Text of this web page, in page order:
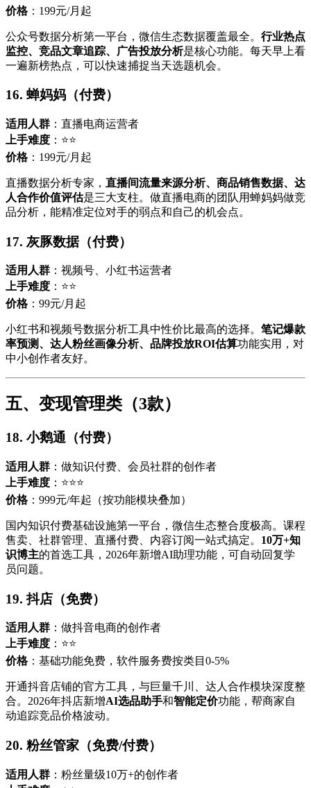
价格：199元/月起
公众号数据分析第一平台，微信生态数据覆盖最全。 行业热点
监控、竞品文章追踪、广告投放分析是核心功能。每天早上看
一遍新榜热点，可以快速捕捉当天选题机会。
16. 蝉妈妈（付费）
适用人群 ：直播电商运营者
上手难度 ：⭐⭐
价格：199元/月起
直播数据分析专家， 直播间流量来源分析、商品销售数据、达
人合作价值评估是三大支柱。做直播电商的团队用蝉妈妈做竞
品分析，能精准定位对手的弱点和自己的机会点。
17. 灰豚数据（付费）
适用人群 ：视频号、小红书运营者
上手难度 ：⭐⭐
价格：99元/月起
小红书和视频号数据分析工具中性价比最高的选择。 笔记爆款
率预测、达人粉丝画像分析、品牌投放ROI估算功能实用，对
中小创作者友好。
五、变现管理类（3款）
18. 小鹅通（付费）
适用人群 ：做知识付费、会员社群的创作者
上手难度 ：⭐⭐⭐
价格：999元/年起（按功能模块叠加）
国内知识付费基础设施第一平台，微信生态整合度极高。课程
售卖、社群管理、直播付费、内容订阅一站式搞定。 10万+知
识博主的首选工具，2026年新增AI助理功能，可自动回复学
员问题。
19. 抖店（免费）
适用人群 ：做抖音电商的创作者
上手难度 ：⭐⭐
价格：基础功能免费，软件服务费按类目0-5%
开通抖音店铺的官方工具，与巨量千川、达人合作模块深度整
合。2026年抖店新增AI选品助手和智能定价功能，帮商家自
动追踪竞品价格波动。
20. 粉丝管家（免费/付费）
适用人群 ：粉丝量级10万+的创作者